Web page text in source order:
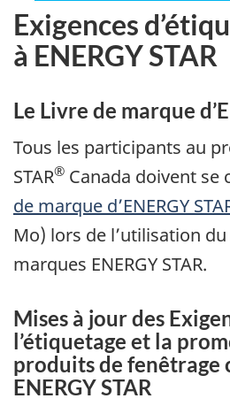
Exigences
à ENERGY STAR
Le Livre de marque
Tous les participants au
STAR® Canada doivent se
de marque d’ENERGY
Mo) lors de l’utilisation
marques ENERGY STAR.
Mises à jour des
l’étiquetage et la
produits de fenêtrage
ENERGY STAR